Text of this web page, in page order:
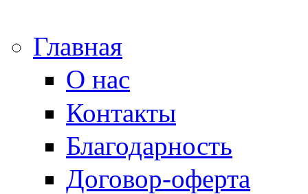
Главная
О нас
Контакты
Благодарность
Договор-оферта